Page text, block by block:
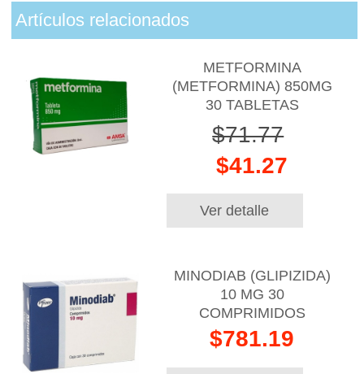
Artículos relacionados
METFORMINA
(METFORMINA) 850MG
30 TABLETAS
$71.77
$41.27
Ver detalle
MINODIAB (GLIPIZIDA)
10 MG 30
COMPRIMIDOS
$781.19